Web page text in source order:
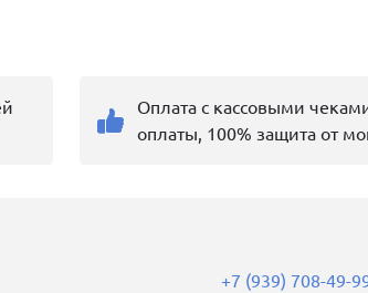
Оплата с кассовыми
оплаты, 100% защита от
+7 (939) 708-49-